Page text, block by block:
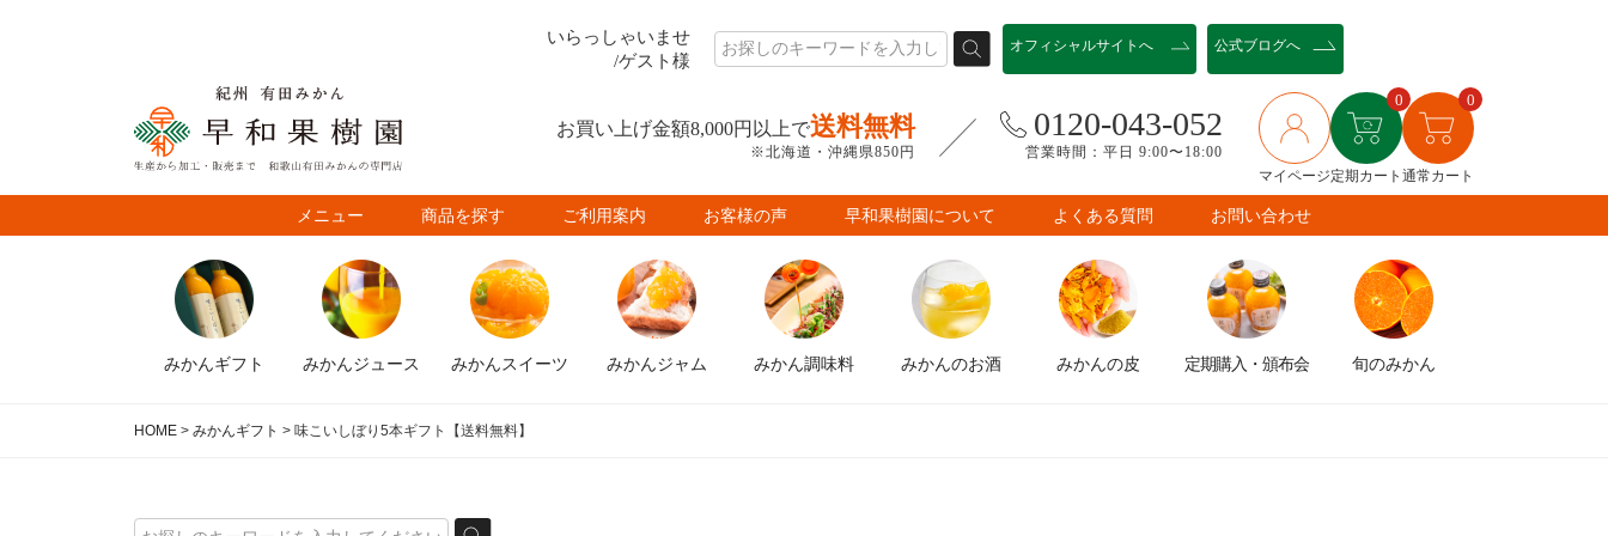
いらっしゃいませ
/ゲスト様
オフィシャルサイトへ 公式ブログへ
お買い上げ金額8,000円以上で送料無料
※北海道・沖縄県850円
0120-043-052
営業時間：平日 9:00〜18:00
マイページ
0
定期カート
0
通常カート
メニュー 商品を探す ご利用案内 お客様の声 早和果樹園について よくある質問 お問い合わせ
みかんギフト みかんジュース みかんスイーツ みかんジャム みかん調味料 みかんのお酒 みかんの皮 定期購入 ・頒布会 旬のみかん
HOME みかんギフト 味こいしぼり5本ギフト【送料無料】